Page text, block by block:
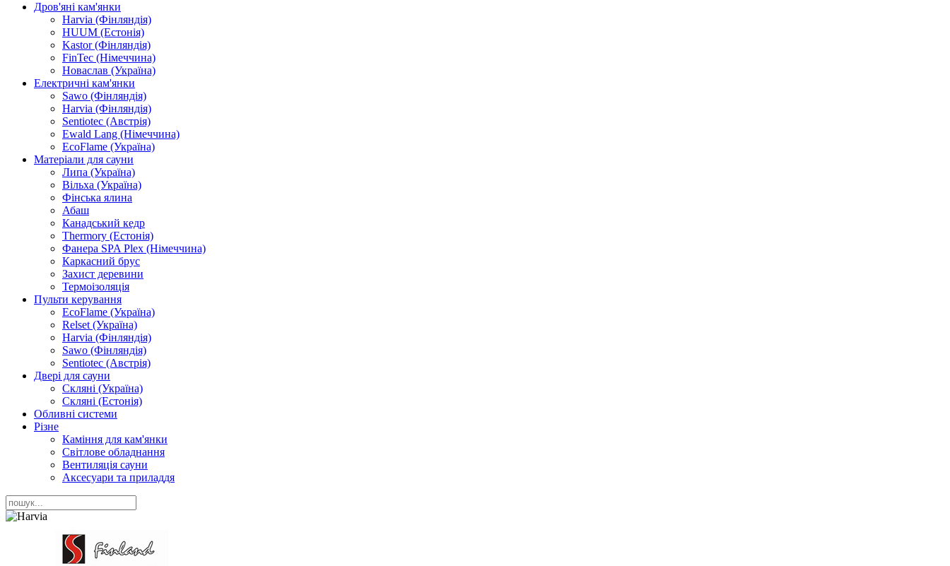
Дров'яні кам'янки
Harvia (Фінляндія)
HUUM (Естонія)
Kastor (Фінляндія)
FinTec (Німеччина)
Новаслав (Україна)
Електричні кам'янки
Sawo (Фінляндія)
Harvia (Фінляндія)
Sentiotec (Австрія)
Ewald Lang (Німеччина)
EcoFlame (Україна)
Матеріали для сауни
Липа (Україна)
Вільха (Україна)
Фінська ялина
Абаш
Канадський кедр
Thermory (Естонія)
Фанера SPA Plex (Німеччина)
Каркасний брус
Захист деревини
Термоізоляція
Пульти керування
EcoFlame (Україна)
Relset (Україна)
Harvia (Фінляндія)
Sawo (Фінляндія)
Sentiotec (Австрія)
Двері для сауни
Скляні (Україна)
Скляні (Естонія)
Обливні системи
Різне
Каміння для кам'янки
Світлове обладнання
Вентиляція сауни
Аксесуари та приладдя